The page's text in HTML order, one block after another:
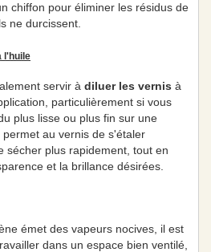
chiffon pour éliminer les résidus de
ne durcissent.
l'huile
servir à diluer les vernis à
particulièrement si vous
plus lisse ou plus fin sur une
au vernis de s'étaler
sécher plus rapidement, tout en
et la brillance désirées.
émet des vapeurs nocives, il est
dans un espace bien ventilé,